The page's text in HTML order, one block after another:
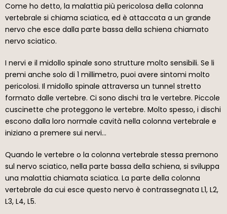
Come ho detto, la malattia più pericolosa della colonna
vertebrale si chiama sciatica, ed è attaccata a un grande
nervo che esce dalla parte bassa della schiena chiamato
nervo sciatico.
I nervi e il midollo spinale sono strutture molto sensibili. Se li
premi anche solo di 1 millimetro, puoi avere sintomi molto
pericolosi. Il midollo spinale attraversa un tunnel stretto
formato dalle vertebre. Ci sono dischi tra le vertebre. Piccole
cuscinette che proteggono le vertebre. Molto spesso, i dischi
escono dalla loro normale cavità nella colonna vertebrale e
iniziano a premere sui nervi…
Quando le vertebre o la colonna vertebrale stessa premono
sul nervo sciatico, nella parte bassa della schiena, si sviluppa
una malattia chiamata sciatica. La parte della colonna
vertebrale da cui esce questo nervo è contrassegnata L1, L2,
L3, L4, L5.